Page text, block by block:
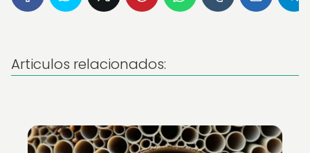
Articulos relacionados: